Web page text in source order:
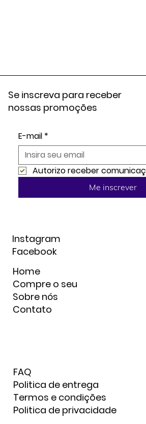
Se inscreva para receber
nossas promoções
E-mail *
Autorizo receber
Me inscrever
Instagram
Facebook
Home
Compre o seu
Sobre nós
Contato
FAQ
Politica de entrega
Termos e condições
Politica de privacidade